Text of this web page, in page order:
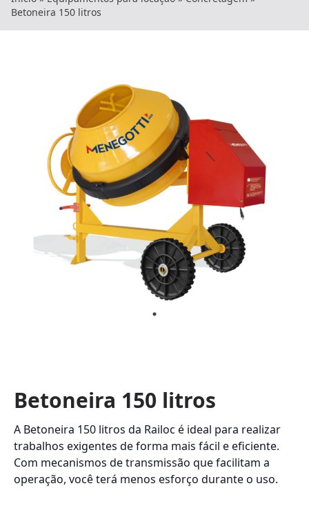
Betoneira 150 litros
Betoneira 150 litros
A Betoneira 150 litros da Railoc é ideal para realizar
trabalhos exigentes de forma mais fácil e eficiente.
Com mecanismos de transmissão que facilitam a
operação, você terá menos esforço durante o uso.